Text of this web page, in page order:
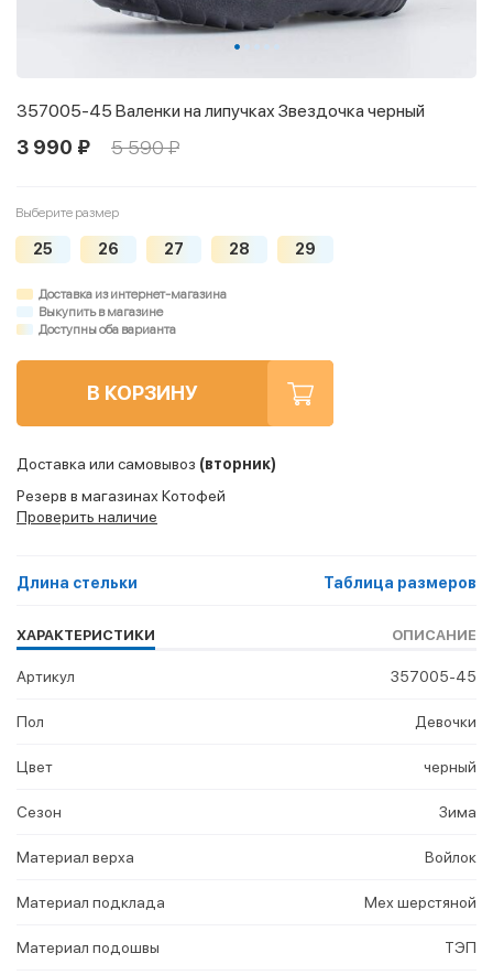
357005-45 Валенки на липучках Звездочка черный
3 990 ₽ 5 590 ₽
Выберите размер
25 26 27 28 29
Доставка из интернет-магазина
Выкупить в магазине
Доступны оба варианта
В КОРЗИНУ
Доставка или самовывоз (вторник)
Резерв в магазинах Котофей
Проверить наличие
Длина стельки Таблица размеров
ХАРАКТЕРИСТИКИ ОПИСАНИЕ
Артикул 357005-45
Пол Девочки
Цвет черный
Сезон Зима
Материал верха Войлок
Материал подклада Мех шерстяной
Материал подошвы ТЭП